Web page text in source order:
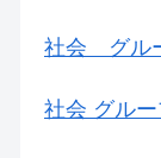
社会 グル
社会 グル